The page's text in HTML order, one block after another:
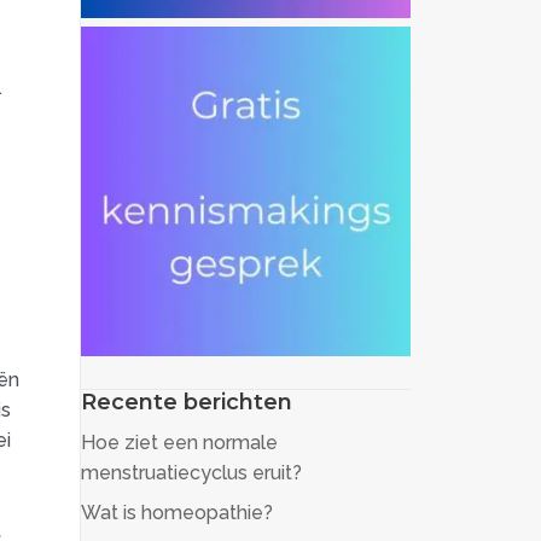
Recente berichten
Hoe ziet een normale
menstruatiecyclus eruit?
Wat is homeopathie?